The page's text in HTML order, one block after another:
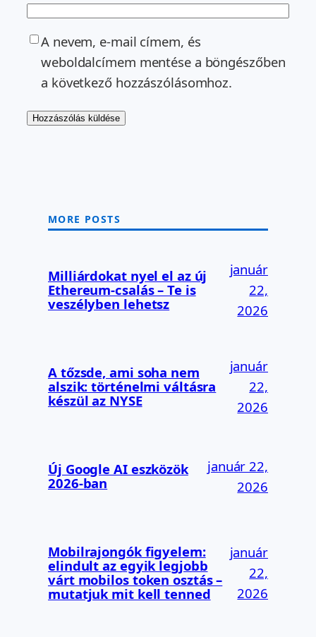
A nevem, e-mail címem, és
weboldalcímem mentése a böngészőben
a következő hozzászólásomhoz.
MORE POSTS
Milliárdokat nyel el az új
Ethereum-csalás – Te is
veszélyben lehetsz
január
22,
2026
A tőzsde, ami soha nem
alszik: történelmi váltásra
készül az NYSE
január
22,
2026
Új Google AI eszközök
2026-ban
január 22,
2026
Mobilrajongók figyelem:
elindult az egyik legjobb
várt mobilos token osztás –
mutatjuk mit kell tenned
január
22,
2026